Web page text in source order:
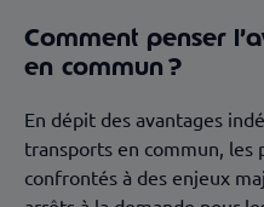
Comment penser
en commun ?
En dépit des avantages
transports en commun, les
confrontés à des enjeux